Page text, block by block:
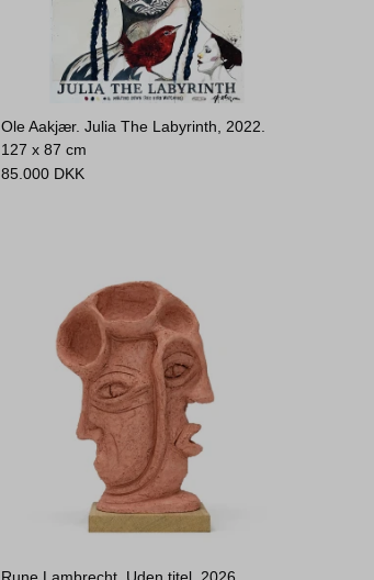
Ole Aakjær. Julia The Labyrinth, 2022.
127 x 87 cm
85.000 DKK
Rune Lambrecht. Uden titel, 2026.